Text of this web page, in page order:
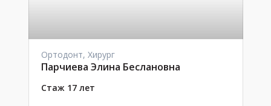
Ортодонт, Хирург
Парчиева Элина Беслановна
Стаж 17 лет